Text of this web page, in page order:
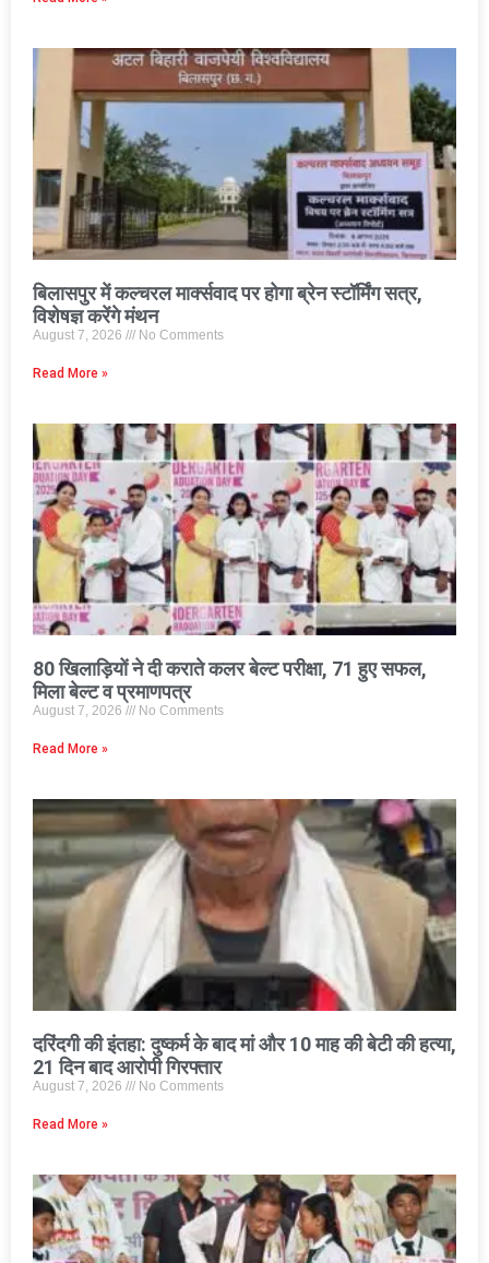
बिलासपुर में कल्चरल मार्क्सवाद पर होगा ब्रेन स्टॉर्मिंग सत्र,
विशेषज्ञ करेंगे मंथन
August 7, 2026 No Comments
Read More »
80 खिलाड़ियों ने दी कराते कलर बेल्ट परीक्षा, 71 हुए सफल,
मिला बेल्ट व प्रमाणपत्र
August 7, 2026 No Comments
Read More »
दरिंदगी की इंतहा: दुष्कर्म के बाद मां और 10 माह की बेटी की हत्या,
21 दिन बाद आरोपी गिरफ्तार
August 7, 2026 No Comments
Read More »